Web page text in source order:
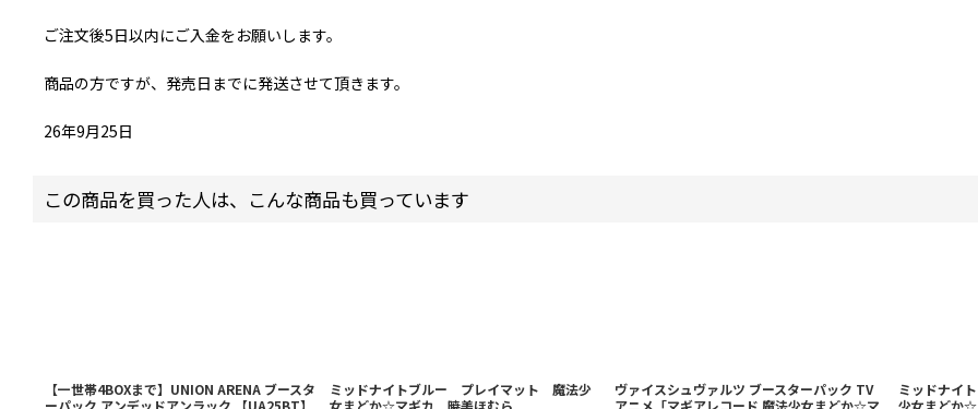
ご注文後5日以内にご入金をお願いします。
商品の方ですが、発売日までに発送させて頂きます。
26年9月25日
この商品を買った人は、こんな商品も買っています
【一世帯4BOXまで】UNION ARENA ブースタ
ーパック アンデッドアンラック 【UA25BT】
ミッドナイトブルー プレイマット 魔法少
女まどか☆マギカ 暁美ほむら
ヴァイスシュヴァルツ ブースターパック TV
アニメ「マギアレコード 魔法少女まどか☆マ
ミッドナイ
少女まどか☆